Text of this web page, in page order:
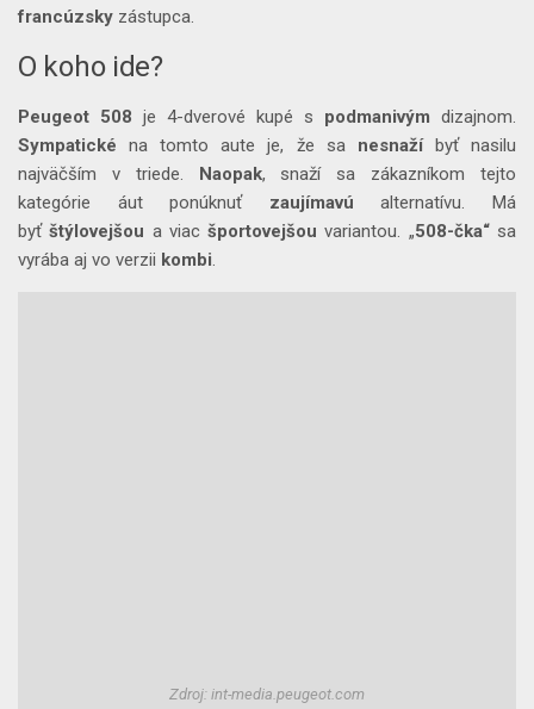
francúzsky zástupca.
O koho ide?
Peugeot 508 je 4-dverové kupé s podmanivým dizajnom.
Sympatické na tomto aute je, že sa nesnažíbyť nasilu
najväčším v triede. Naopak, snaží sa zákazníkom tejto
kategórie áut ponúknuť zaujímavú alternatívu. Má
byťštýlovejšou a viacšportovejšou variantou. „508-čka“sa
vyrába aj vo verzii kombi.
Zdroj: int-media.peugeot.com